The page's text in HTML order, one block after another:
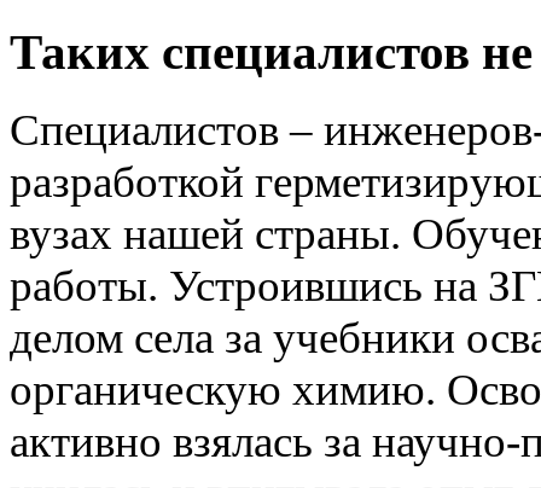
Таких специалистов не
Специалистов –
разработкой
вузах нашей страны.
работы. Устроившись на
делом села за учебники
органическую химию.
активно взялась за